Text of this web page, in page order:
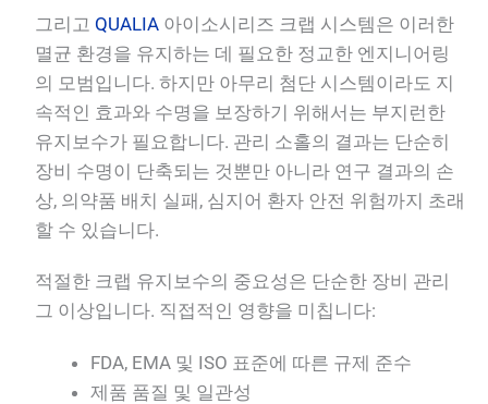
그리고 QUALIA 아이소시리즈 크랩 시스템은 이러한
멸균 환경을 유지하는 데 필요한 정교한 엔지니어링
의 모범입니다. 하지만 아무리 첨단 시스템이라도 지
속적인 효과와 수명을 보장하기 위해서는 부지런한
유지보수가 필요합니다. 관리 소홀의 결과는 단순히
장비 수명이 단축되는 것뿐만 아니라 연구 결과의 손
상, 의약품 배치 실패, 심지어 환자 안전 위험까지 초래
할 수 있습니다.
적절한 크랩 유지보수의 중요성은 단순한 장비 관리
그 이상입니다. 직접적인 영향을 미칩니다:
FDA, EMA 및 ISO 표준에 따른 규제 준수
제품 품질 및 일관성